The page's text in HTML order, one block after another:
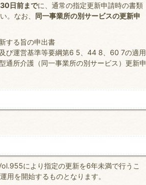
日前までに、通常の指定更新申請時の書類
。なお、 同一事業所の別サービスの更新申
する旨の申出書
び運営基準等要綱第6 5、44 8、60 7の適用
通所介護（同一事業所の別サービス）更新申
により指定の更新を6年未満で行うこ
用を開始するものとなります。